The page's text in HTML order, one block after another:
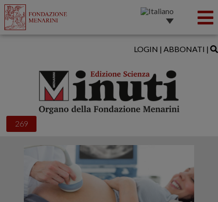
269
LOGIN | ABBONATI |